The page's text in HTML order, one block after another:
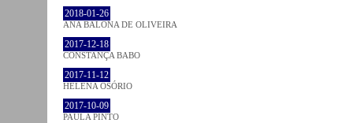
2018-01-26
ANA BALONA DE OLIVEIRA
2017-12-18
CONSTANÇA BABO
2017-11-12
HELENA OSÓRIO
2017-10-09
PAULA PINTO